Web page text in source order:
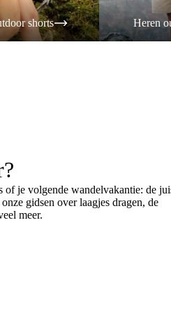
shorts
Heren
of je volgende wandelvakantie: de
gidsen overlaagjes dragen, de
meer.